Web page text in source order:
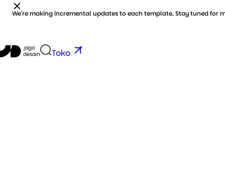
making incremental updates to each template. Stay tuned for more
Toko